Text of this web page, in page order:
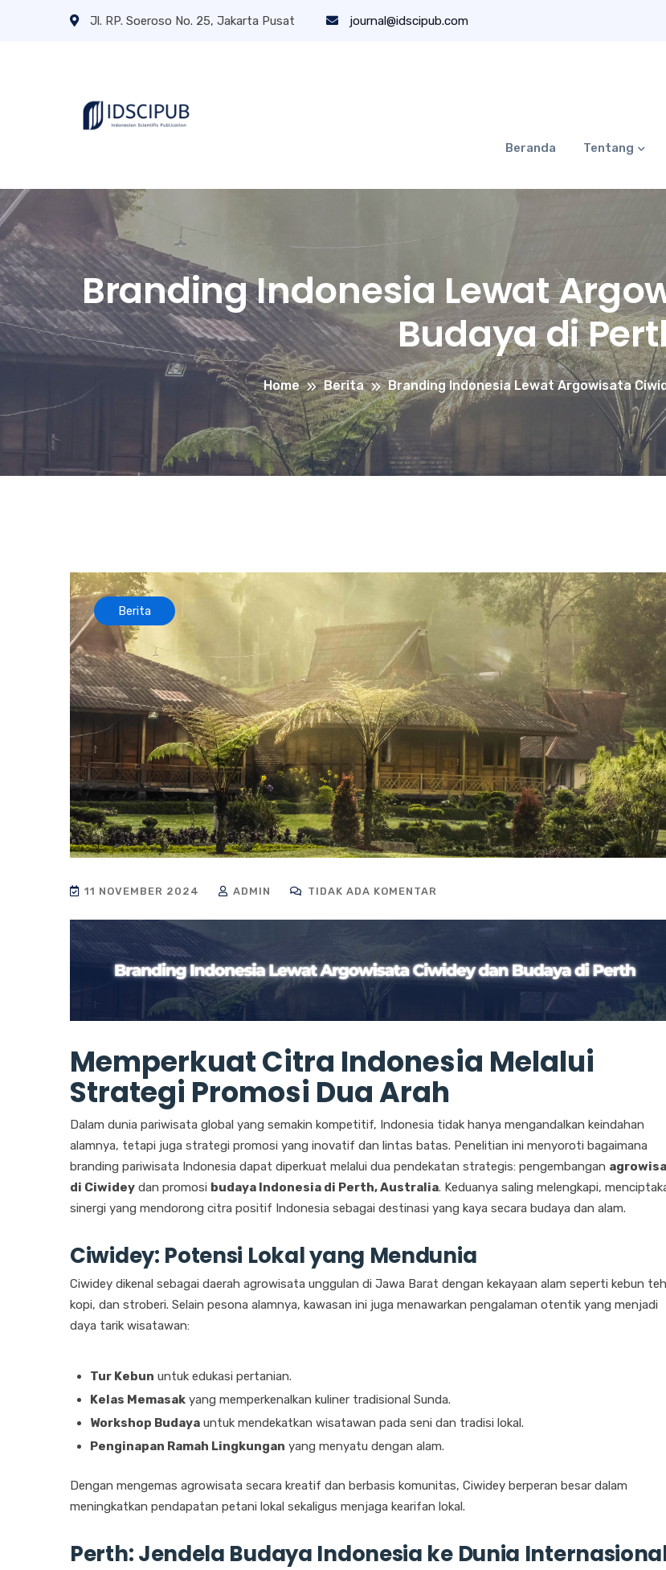
Jl. RP. Soeroso No. 25, Jakarta Pusat journal@idscipub.com
Beranda Tentang
Branding Indonesia Lewat
Budaya di
Home Berita Branding Indonesia Lewat Argowisata
Berita
11 NOVEMBER 2024 ADMIN TIDAK ADA KOMENTAR
Memperkuat Citra Indonesia Melalui
Strategi Promosi Dua Arah
Dalam dunia pariwisata global yang semakin kompetitif, Indonesia tidak hanya mengandalkan keindahan
alamnya, tetapi juga strategi promosi yang inovatif dan lintas batas. Penelitian ini menyoroti bagaimana
branding pariwisata Indonesia dapat diperkuat melalui dua pendekatan strategis: pengembangan
di Ciwidey dan promosi budaya Indonesia di Perth, Australia. Keduanya saling melengkapi,
sinergi yang mendorong citra positif Indonesia sebagai destinasi yang kaya secara budaya dan alam.
Ciwidey: Potensi Lokal yang Mendunia
Ciwidey dikenal sebagai daerah agrowisata unggulan di Jawa Barat dengan kekayaan alam seperti kebun
kopi, dan stroberi. Selain pesona alamnya, kawasan ini juga menawarkan pengalaman otentik yang menjadi
daya tarik wisatawan:
Tur Kebun untuk edukasi pertanian.
Kelas Memasak yang memperkenalkan kuliner tradisional Sunda.
Workshop Budaya untuk mendekatkan wisatawan pada seni dan tradisi lokal.
Penginapan Ramah Lingkungan yang menyatu dengan alam.
Dengan mengemas agrowisata secara kreatif dan berbasis komunitas, Ciwidey berperan besar dalam
meningkatkan pendapatan petani lokal sekaligus menjaga kearifan lokal.
Perth: Jendela Budaya Indonesia ke Dunia